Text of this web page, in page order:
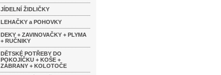
JÍDELNÍ ŽIDLIČKY
LEHAČKY a POHOVKY
DEKY + ZAVINOVAČKY + PLYMA
+ RUČNIKY
DĚTSKÉ POTŘEBY DO
POKOJÍČKU + KOŠE +
ZÁBRANY + KOLOTOČE